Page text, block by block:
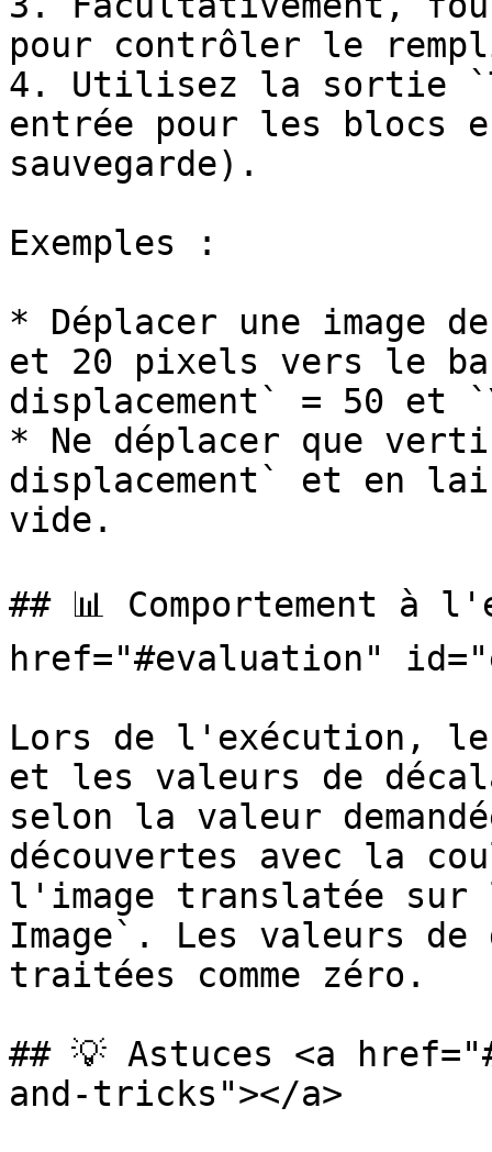
pour contrôler le
4. Utilisez la sortie
entrée pour les blocs
sauvegarde).
Exemples :
* Déplacer une image
et 20 pixels vers le
displacement` = 50 et
* Ne déplacer que
displacement` et en
vide.
## 📊 Comportement à
href="#evaluation"
Lors de l'exécution,
et les valeurs de
selon la valeur
découvertes avec la
l'image translatée
Image`. Les valeurs de
traitées comme zéro.
## 💡 Astuces <a
and-tricks"></a>